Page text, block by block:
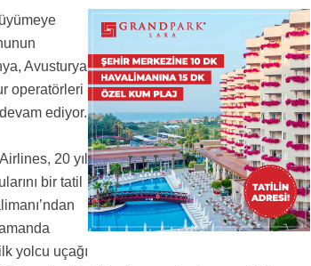
Avusturya
operatörleri
ediyor.
20 yıl
bir tatil
yolcu uçağı